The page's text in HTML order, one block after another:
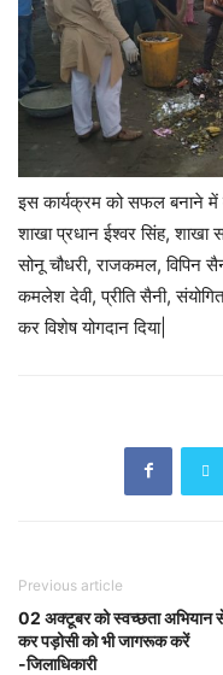
इस कार्यक्रम को सफल बनाने में
शाखा प्रधान ईश्वर सिंह, शाखा
सोनू चौधरी, राजकमल, विपिन
कमलेश देवी, प्रीति सैनी,
कर विशेष योगदान दिया|
Previous article
02 अक्टूबर को स्वच्छता अभियान
कर पड़ोसी को भी जागरूक करें
-जिलाधिकारी